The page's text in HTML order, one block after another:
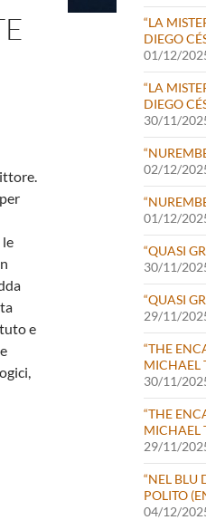
le
e
ponte delle spie”) di Steven
“LA
DIEGO
01/12/
“LA
DIEGO
30/11/
02/12/
01/12/
“QUASI
30/11/
“QUASI
29/11/
“THE
MICHAEL
30/11/
“THE
MICHAEL
29/11/
“NEL BLU
POLITO
04/12/